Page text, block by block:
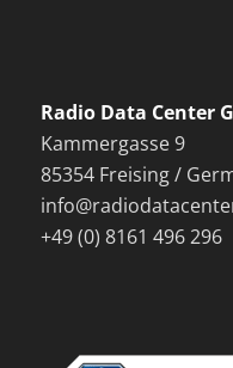
Radio Data Center
Kammergasse 9
85354 Freising /
+49 (0) 8161 496 296